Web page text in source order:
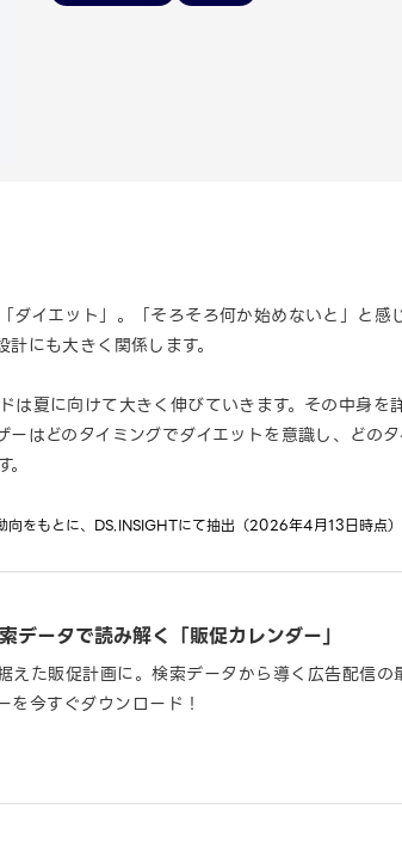
イエット」。「そろそろ何か始めないと」と感
にも大きく関係します。
夏に向けて大きく伸びていきます。その中身を
はどのタイミングでダイエットを意識し、どの
をもとに、DS.INSIGHTにて抽出（2026年4月13日時点）
データで読み解く「販促カレンダー」
えた販促計画に。検索データから導く広告配信
を今すぐダウンロード！